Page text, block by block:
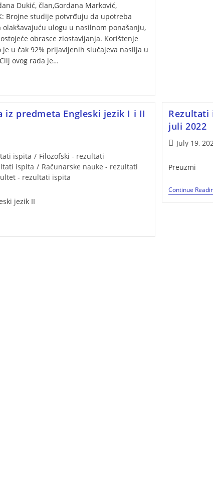
Dukić, član,Gordana Marković,
Brojne studije potvrđuju da upotreba
ulogu u nasilnom ponašanju,
obrasce zlostavljanja. Korištenje
u čak 92% prijavljenih slučajeva nasilja u
ovog rada je…
iz predmeta Engleski jezik I i II
ispita / Filozofski - rezultati
ispita / Računarske nauke - rezultati
- rezultati ispita
jezik II
Rezultati
juli 2022
July 19,
Preuzmi
Continue